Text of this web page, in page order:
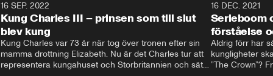
16 SEP. 2022
Kung Charles III – prinsen som till slut
blev kung
Kung Charles var 73 år när tog över tronen efter sin
mamma drottning Elizabeth. Nu är det Charles tur att
representera kungahuset och Storbritannien och sätta
16 DEC. 2021
Serieboom
förståelse
Aldrig förr har
kungligheter
”The Crown”?